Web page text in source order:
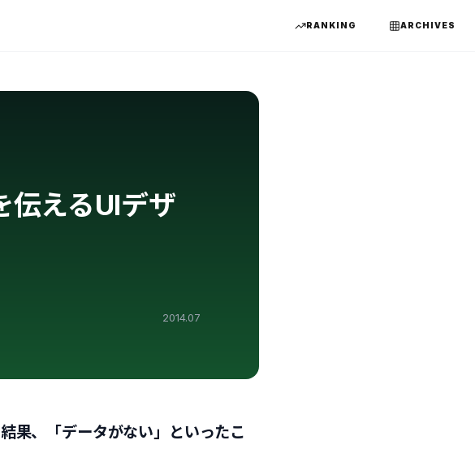
RANKING ARCHIVES
伝えるUIデザ
2014.07
果、「データがない」といったこ